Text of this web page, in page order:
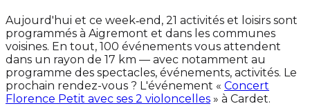
Aujourd'hui et ce week‑end, 21 activités et loisirs sont
programmés à Aigremont et dans les communes
voisines. En tout, 100 événements vous attendent
dans un rayon de 17 km — avec notamment au
programme des spectacles, événements, activités. Le
prochain rendez-vous ? L'événement « Concert
Florence Petit avec ses 2 violoncelles » à Cardet.